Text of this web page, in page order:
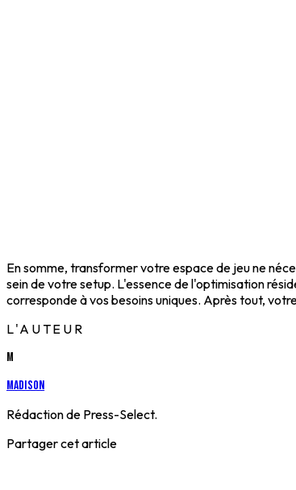
En somme, transformer votre espace de jeu ne
sein de votre setup. L'essence de l'optimisation
corresponde à vos besoins uniques. Après tout,
L'AUTEUR
M
Madison
Rédaction de Press-Select.
Partager cet article